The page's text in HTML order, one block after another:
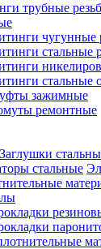
чугунные
стальные
стальные
зажимные
ремонтные
Заглушки